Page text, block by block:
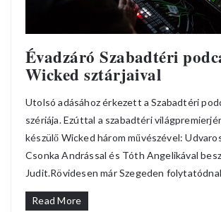
Évadzáró Szabadtéri
Wicked sztárjaival
Utolsó adásához érkezett a Szabadtéri
szériája. Ezúttal a szabadtéri
készülő Wicked három művészével:
Csonka Andrással és Tóth Angelikával
Judit.Rövidesen már Szegeden
Read More